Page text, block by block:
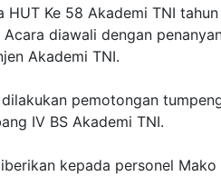
Ke 58 Akademi TNI
Acara diawali dengan
Akademi TNI.
pemotongan
IV BS Akademi TNI.
kepada personel